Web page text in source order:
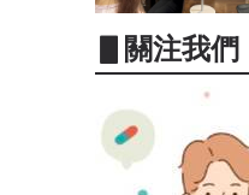
▋關注我們